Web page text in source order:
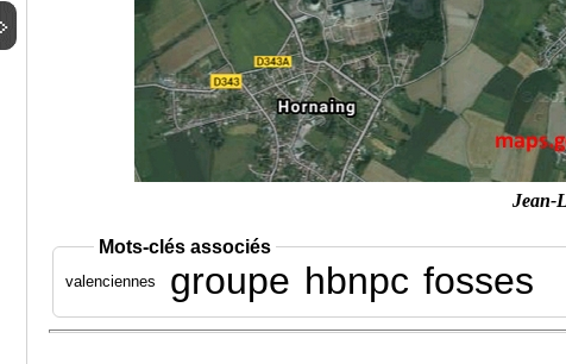
Jean-
Mots-clés associés
valenciennes groupe hbnpc fosses